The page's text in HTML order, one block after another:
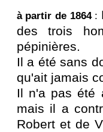
à partir de 1864:
des trois
pépinières.
Il a été sans
qu'ait jamais
Il n'a pas été
mais il a
Robert et de